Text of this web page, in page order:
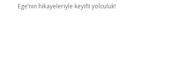
Ege’nin hikayeleriyle keyifli yolculuk!